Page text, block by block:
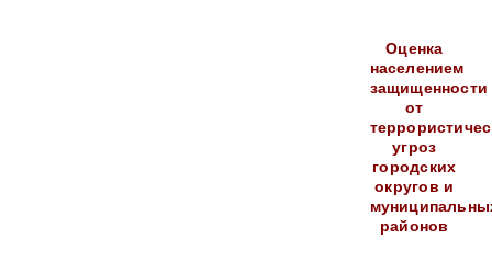
Оценка
населением
защищенности
от
угроз
городских
округов и
районов